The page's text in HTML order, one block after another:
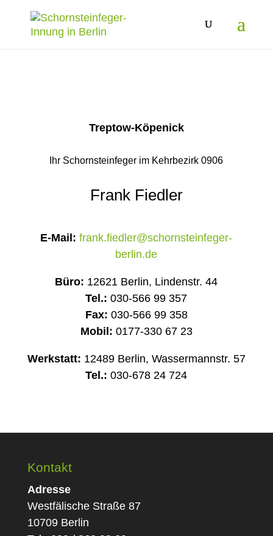
Treptow-Köpenick
Ihr Schornsteinfeger im Kehrbezirk 0906
Frank Fiedler
E-Mail: frank.fiedler@schornsteinfeger-
berlin.de
Büro: 12621 Berlin, Lindenstr. 44
Tel.: 030-566 99 357
Fax: 030-566 99 358
Mobil: 0177-330 67 23
Werkstatt: 12489 Berlin, Wassermannstr. 57
Tel.: 030-678 24 724
Kontakt
Adresse
Westfälische Straße 87
10709 Berlin